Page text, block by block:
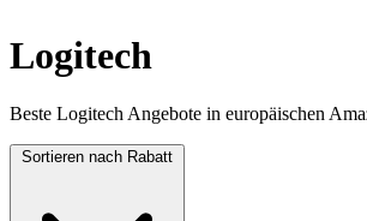
Logitech
Beste Logitech Angebote in europäischen
Sortieren nach Rabatt